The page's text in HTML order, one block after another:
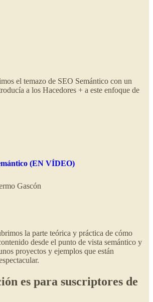
el temazo de SEO Semántico con un
a los Hacedores + a este enfoque de
(EN VÍDEO)
Gascón
la parte teórica y práctica de cómo
desde el punto de vista semántico y
proyectos y ejemplos que están
es para suscriptores de